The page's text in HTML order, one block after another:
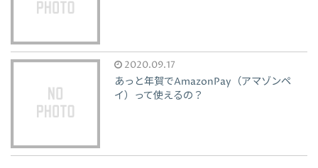
2020.09.17
あっと年賀でAmazonPay（アマゾンペ
イ）って使えるの？